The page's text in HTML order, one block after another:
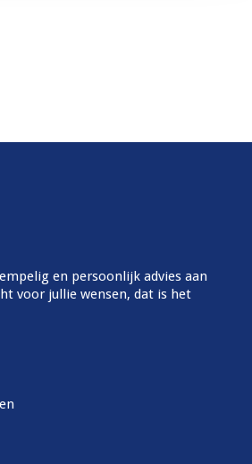
en persoonlijk advies aan
voor jullie wensen, dat is het